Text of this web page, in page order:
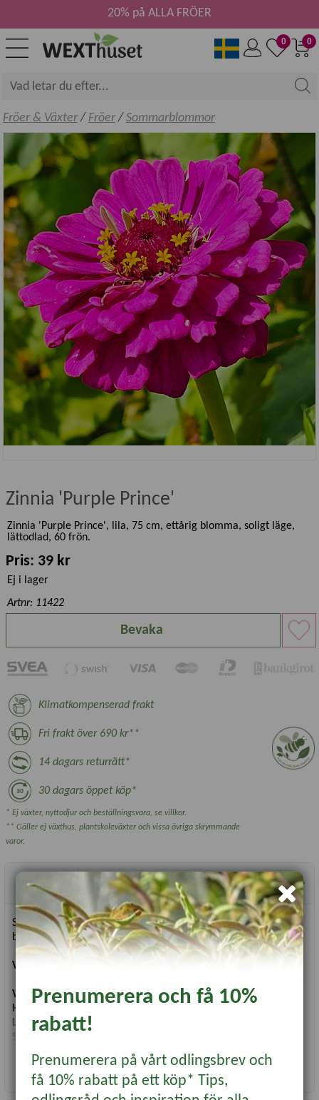
0
0
20% på ALLA FRÖER
Fröer & Växter/ Fröer/ Sommarblommor
Zinnia 'Purple Prince'
Zinnia 'Purple Prince', lila, 75 cm, ettårig blomma, soligt läge,
lättodlad, 60 frön.
Pris: 39 kr
Ej i lager
Artnr: 11422
Bevaka
Klimatkompenserad frakt
Fri frakt över 690 kr**
14 dagars returrätt*
30 dagars öppet köp*
* Ej växter, nyttodjur och beställningsvara, se villkor.
** Gäller ej växthus, plantskoleväxter och vissa övriga skrymmande
varor.
Produktbeskrivning
Sant exotiskt utseende och lättodlad. Tillför ett dramatiskt
blickfång i rabatten och som snitt.
Vetenskapligt namn:
Växttyp:Ettårig Blomma
Höjd:
Läge:Soligt
Såtid:
Blomning/skörd:
Juli-Oktober
Användning: Rabatt, Snitt
Antal fröer:60
Läs mer...
Prenumerera och få 10%
rabatt!
Prenumerera på vårt odlingsbrev och
få 10% rabatt på ett köp* Tips,